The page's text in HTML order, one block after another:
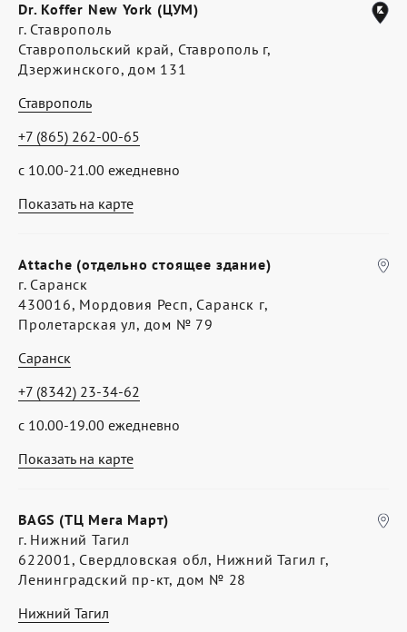
Показать на карте
Dr. Koffer New York (ЦУМ)
г. Ставрополь
Ставропольский край, Ставрополь г,
Дзержинского, дом 131
Ставрополь
с 10.00-21.00 ежедневно
+7 (865) 262-00-65
Показать на карте
Attache (отдельно стоящее здание)
г. Саранск
430016, Мордовия Респ, Саранск г,
Пролетарская ул, дом № 79
Саранск
с 10.00-19.00 ежедневно
+7 (8342) 23-34-62
BAGS (ТЦ Мега Март)
г. Нижний Тагил
622001, Свердловская обл, Нижний Тагил г,
Ленинградский пр-кт, дом № 28
Нижний Тагил